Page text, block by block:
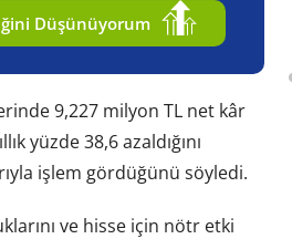
Düşünüyorum
9,227 milyon TL net kâr
yüzde 38,6 azaldığını
işlem gördüğünü söyledi.
ve hisse için nötr etki